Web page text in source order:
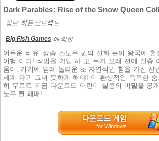
Dark Parables: Rise of the Snow Queen
장르: 히든 오브젝트
Big Fish Games 에 의한
어두운 비유: 상승 스노우 퀸의 신화 눈이 왕국에 환
여행 이다! 작업을 가입 하 고 누가 오래 전에 실종
움이. 거기에 범례 놀라운 초 자연적인 힘을 가진 잔
세계 파괴 그녀 못하게 해야! 이 환상적인 독특한
히 무료로 지금 다운로드 어린이 실종의 비밀을 공
노우 퀸 패배!
다운로드 게임
for Windows